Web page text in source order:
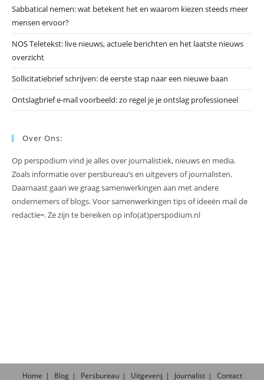
Sabbatical nemen: wat betekent het en waarom kiezen steeds meer
mensen ervoor?
NOS Teletekst: live nieuws, actuele berichten en het laatste nieuws
overzicht
Sollicitatiebrief schrijven: de eerste stap naar een nieuwe baan
Ontslagbrief e-mail voorbeeld: zo regel je je ontslag professioneel
Over Ons:
Op perspodium vind je alles over journalistiek, nieuws en media.
Zoals informatie over persbureau’s en uitgevers of journalisten.
Daarnaast gaan we graag samenwerkingen aan met andere
ondernemers of blogs. Voor samenwerkingen tips of ideeën mail de
redactie=. Ze zijn te bereiken op info(at)perspodium.nl
Home Blog Persbureau Uitgeverij Journalist Contact